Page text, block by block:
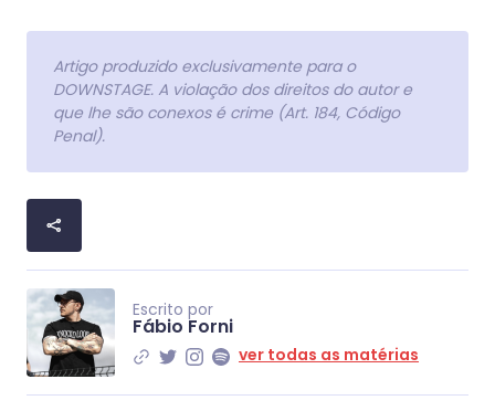
Artigo produzido exclusivamente para o
DOWNSTAGE. A violação dos direitos do autor e
que lhe são conexos é crime (Art. 184, Código
Penal).
Escrito por
Fábio Forni
ver todas as matérias